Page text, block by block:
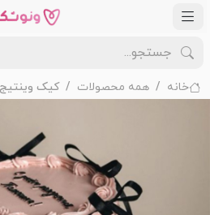
خانه همه محصولات کیک